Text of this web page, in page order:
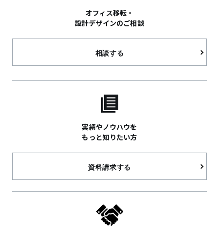
オフィス移転・
設計デザインのご相談
相談する
実績やノウハウを
もっと知りたい方
資料請求する